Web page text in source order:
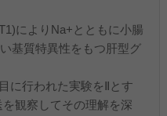
によりNa+とともに小腸
基質特異性をもつ肝型グ
に行われた実験をⅡとす
観察してその理解を深